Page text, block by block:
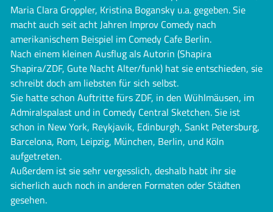
Maria Clara Groppler, Kristina Bogansky u.a. gegeben. Sie
macht auch seit acht Jahren Improv Comedy nach
amerikanischem Beispiel im Comedy Cafe Berlin.
Nach einem kleinen Ausflug als Autorin (Shapira
Shapira/ZDF, Gute Nacht Alter/funk) hat sie entschieden, sie
schreibt doch am liebsten für sich selbst.
Sie hatte schon Auftritte fürs ZDF, in den Wühlmäusen, im
Admiralspalast und in Comedy Central Sketchen. Sie ist
schon in New York, Reykjavik, Edinburgh, Sankt Petersburg,
Barcelona, Rom, Leipzig, München, Berlin, und Köln
aufgetreten.
Außerdem ist sie sehr vergesslich, deshalb habt ihr sie
sicherlich auch noch in anderen Formaten oder Städten
gesehen.